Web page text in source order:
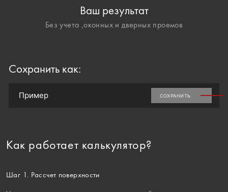
Ваш результат
Без учета ,оконных и дверных проемов
Сохранить как:
СОХРАНИТЬ
Как работает калькулятор?
Шаг 1. Рассчет поверхности